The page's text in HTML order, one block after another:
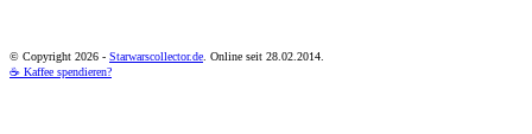
© Copyright 2026 - Starwarscollector.de . Online seit 28.02.2014.
☕ Kaffee spendieren?